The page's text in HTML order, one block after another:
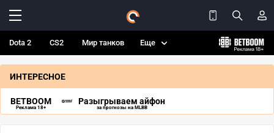
Dota 2 CS2 Мир танков Еще
ИНТЕРЕСНОЕ
BETBOOM
Реклама 18+
Разыгрываем айфон
за прогнозы на MLBB